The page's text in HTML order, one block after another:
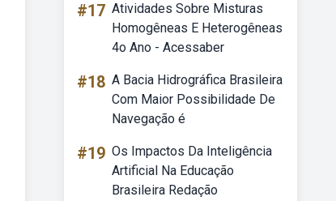
#17 Atividades Sobre Misturas
Homogêneas E Heterogêneas
4o Ano - Acessaber
#18 A Bacia Hidrográfica Brasileira
Com Maior Possibilidade De
Navegação é
#19 Os Impactos Da Inteligência
Artificial Na Educação
Brasileira Redação